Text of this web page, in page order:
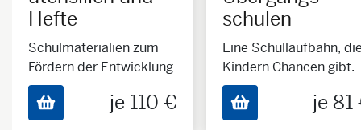
Hefte
Schulmaterialien zum
Fördern der Entwicklung
je 110 €
schulen
Eine Schullaufbahn,
Kindern Chancen gibt.
je 81